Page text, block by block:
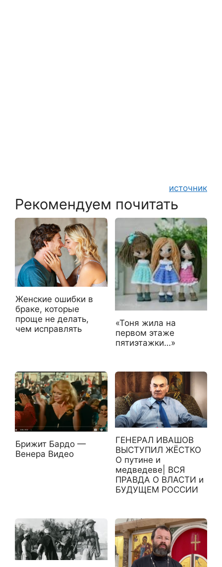
источник
Рекомендуем почитать
Женские ошибки в
браке, которые
проще не делать,
чем исправлять
«Тоня жила на
первом этаже
пятиэтажки…»
Брижит Бардо —
Венера Видео
ГЕНЕРАЛ ИВАШОВ
ВЫСТУПИЛ ЖЁСТКО
О путине и
медведеве| ВСЯ
ПРАВДА О ВЛАСТИ и
БУДУЩЕМ РОССИИ